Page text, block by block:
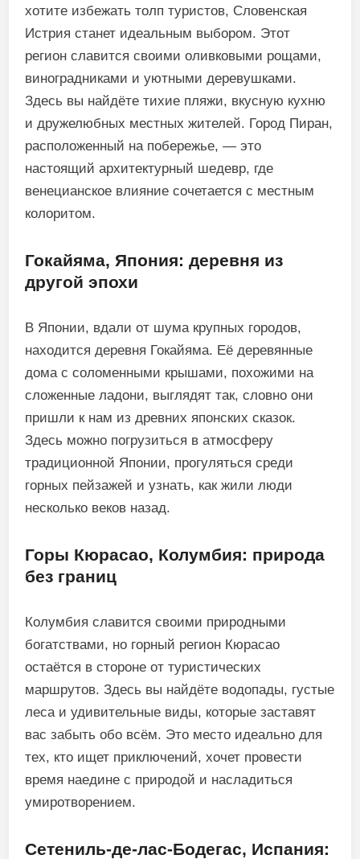
хотите избежать толп туристов, Словенская
Истрия станет идеальным выбором. Этот
регион славится своими оливковыми рощами,
виноградниками и уютными деревушками.
Здесь вы найдёте тихие пляжи, вкусную кухню
и дружелюбных местных жителей. Город Пиран,
расположенный на побережье, — это
настоящий архитектурный шедевр, где
венецианское влияние сочетается с местным
колоритом.
Гокайяма, Япония: деревня из
другой эпохи
В Японии, вдали от шума крупных городов,
находится деревня Гокайяма. Её деревянные
дома с соломенными крышами, похожими на
сложенные ладони, выглядят так, словно они
пришли к нам из древних японских сказок.
Здесь можно погрузиться в атмосферу
традиционной Японии, прогуляться среди
горных пейзажей и узнать, как жили люди
несколько веков назад.
Горы Кюрасао, Колумбия: природа
без границ
Колумбия славится своими природными
богатствами, но горный регион Кюрасао
остаётся в стороне от туристических
маршрутов. Здесь вы найдёте водопады, густые
леса и удивительные виды, которые заставят
вас забыть обо всём. Это место идеально для
тех, кто ищет приключений, хочет провести
время наедине с природой и насладиться
умиротворением.
Сетениль-де-лас-Бодегас, Испания: